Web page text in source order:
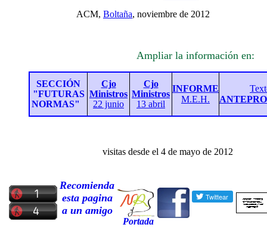
ACM, Boltaña, noviembre de 2012
Ampliar la información en:
SECCIÓN
"FUTURAS
NORMAS"
Cjo
Ministros
22 junio
Cjo
Ministros
13 abril
INFORME
M.E.H.
visitas desde el 4 de mayo de 2012
Recomienda
esta pagina
a un amigo
Portada